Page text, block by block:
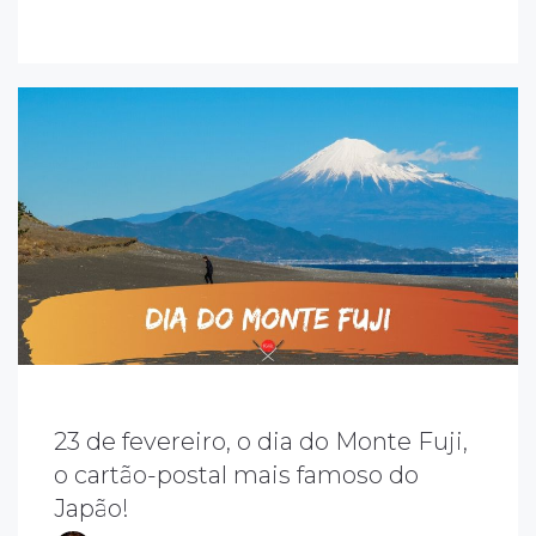
23 de fevereiro, o dia do Monte Fuji,
o cartão-postal mais famoso do
Japão!
sabia que o Monte Fuji tem uma data
celebração da sua existência? O “Fuji-san